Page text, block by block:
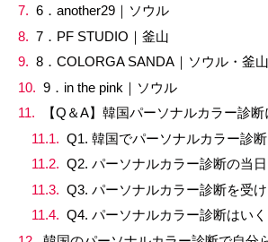
6．another29｜ソウル
7．PF STUDIO｜釜山
8．COLORGA SANDA｜ソウル・釜山
9．in the pink｜ソウル
【Q＆A】韓国パーソナルカラー診
Q1. 韓国でパーソナルカラー診
Q2. パーソナルカラー診断の当
Q3. パーソナルカラー診断を受
Q4. パーソナルカラー診断はい